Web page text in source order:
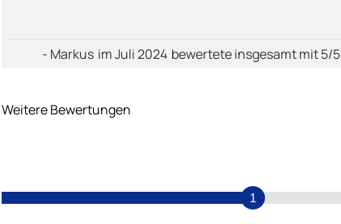
- Markus im Juli 2024 bewertete insgesamt mit 5/5
Weitere Bewertungen